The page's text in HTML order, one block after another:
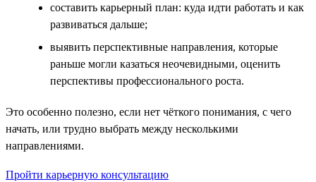
составить карьерный план: куда идти работать и как
развиваться дальше;
выявить перспективные направления, которые
раньше могли казаться неочевидными, оценить
перспективы профессионального роста.
Это особенно полезно, если нет чёткого понимания, с чего
начать, или трудно выбрать между несколькими
направлениями.
Пройти карьерную консультацию